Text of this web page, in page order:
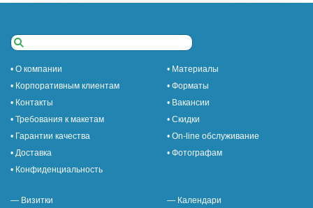
• О компании
• Материалы
• Корпоративным клиентам
• Форматы
• Контакты
• Вакансии
• Требования к макетам
• Скидки
• Гарантии качества
• On-line обслуживание
• Доставка
• Фотографам
• Конфиденциальность
— Визитки
— Календари